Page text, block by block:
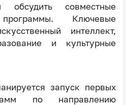
обсудить совместные
программы. Ключевые
интеллект,
и культурные
запуск первых
по направлению